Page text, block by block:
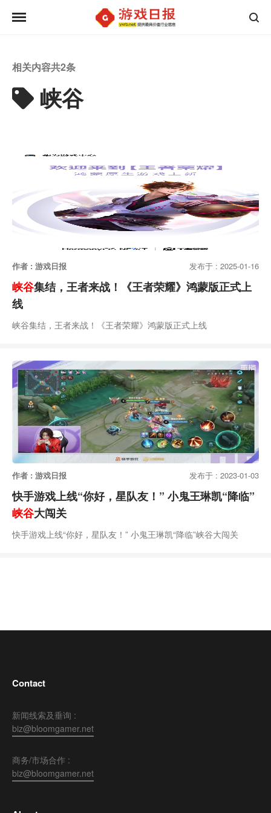
相关内容共2条
峡谷
作者 : 游戏日报 发布于 : 2025-01-16
峡谷集结，王者来战！《王者荣耀》鸿蒙版正式上
线
峡谷集结，王者来战！《王者荣耀》鸿蒙版正式上线
作者 : 游戏日报 发布于 : 2023-01-03
快手游戏上线“你好，星队友！” 小鬼王琳凯“降临”
峡谷大闯关
快手游戏上线“你好，星队友！” 小鬼王琳凯“降临”峡谷大闯关
Contact
新闻线索及垂询 :
biz@bloomgamer.net
商务/市场合作 :
biz@bloomgamer.net